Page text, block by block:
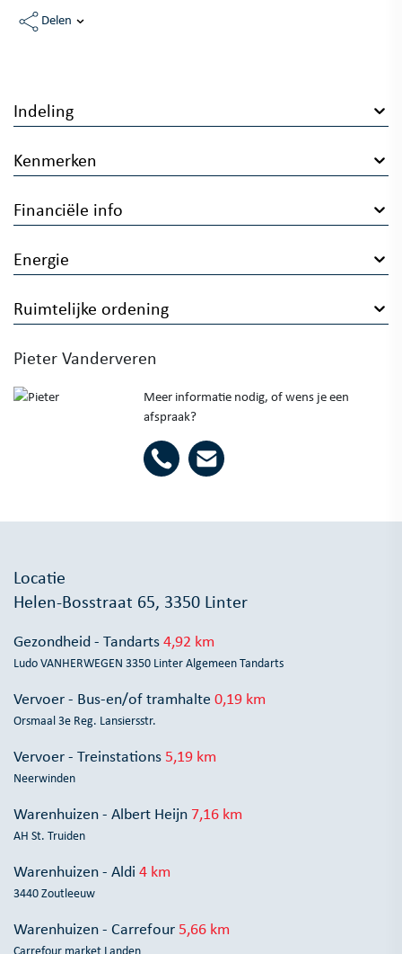
Delen
Indeling
Kenmerken
Financiële info
Energie
Ruimtelijke ordening
Pieter Vanderveren
Meer informatie nodig, of wens je een
afspraak?
Locatie
Helen-Bosstraat 65, 3350 Linter
Gezondheid - Tandarts4,92 km
Ludo VANHERWEGEN 3350 Linter Algemeen Tandarts
Vervoer - Bus-en/of tramhalte 0,19 km
Orsmaal 3e Reg. Lansiersstr.
Vervoer - Treinstations 5,19 km
Neerwinden
Warenhuizen - Albert Heijn 7,16 km
AH St. Truiden
Warenhuizen - Aldi 4 km
3440 Zoutleeuw
Warenhuizen - Carrefour 5,66 km
Carrefour market Landen